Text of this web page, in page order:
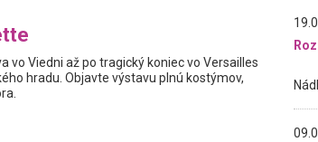
vo Viedni až po tragický koniec vo Versailles
hradu. Objavte výstavu plnú kostýmov,